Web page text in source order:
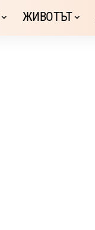
ЖИВОТЪТ